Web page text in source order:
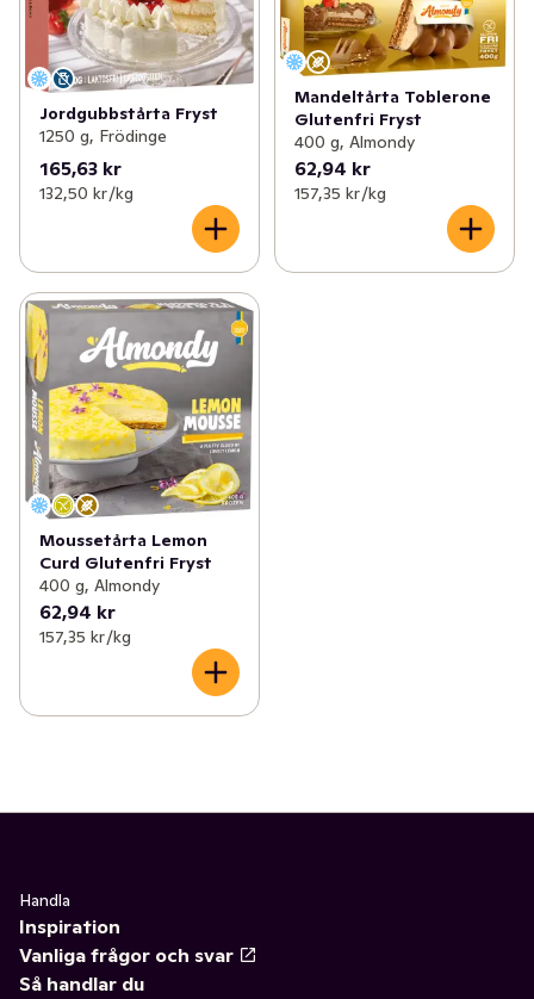
Jordgubbstårta Fryst
1250 g, Frödinge
165,63 kr
132,50 kr /kg
Mandeltårta Toblerone
Glutenfri Fryst
400 g, Almondy
62,94 kr
157,35 kr /kg
Moussetårta Lemon
Curd Glutenfri Fryst
400 g, Almondy
62,94 kr
157,35 kr /kg
Handla
Inspiration
Vanliga frågor och svar
Så handlar du